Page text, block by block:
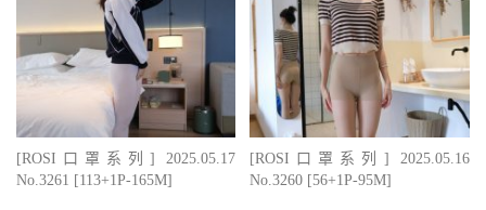
[ROSI口罩系列] 2025.05.17
No.3261 [113+1P-165M]
[ROSI口罩系列] 2025.05.16
No.3260 [56+1P-95M]